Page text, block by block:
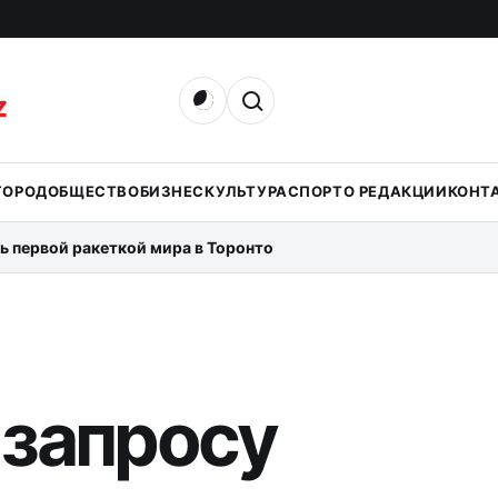
Открыть поиск
ОБЩЕСТВОБИЗНЕСКУЛЬТУРАСПОРТО РЕДАКЦИИ
первой ракеткой мира в Торонто